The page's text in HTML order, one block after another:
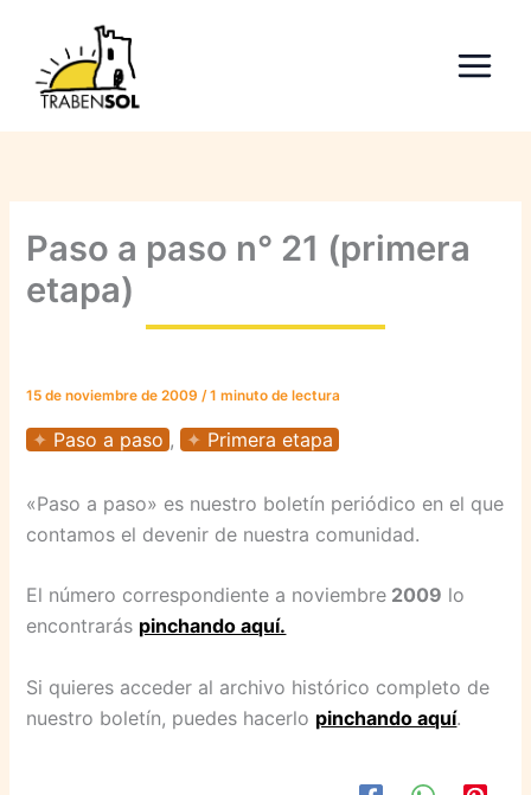
contenido
Paso a paso n° 21 (primera
etapa)
15 de noviembre de 2009 /1 minuto de lectura
Paso a paso , Primera etapa
«Paso a paso» es nuestro boletín periódico en el que
contamos el devenir de nuestra comunidad.
El número correspondiente a noviembre 2009 lo
encontrarás pinchando aquí.
Si quieres acceder al archivo histórico completo de
nuestro boletín, puedes hacerlo pinchando aquí.